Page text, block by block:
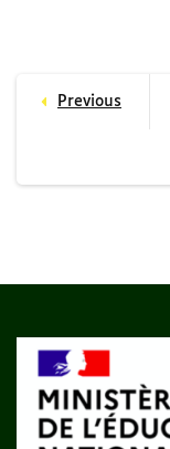
Pagination
Previous